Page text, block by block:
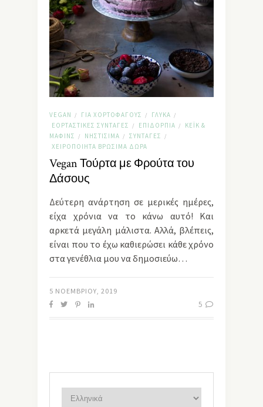
VEGAN / ΓΙΑ ΧΟΡΤΟΦΆΓΟΥΣ / ΓΛΥΚΆ /
ΕΟΡΤΑΣΤΙΚΈΣ ΣΥΝΤΑΓΈΣ / ΕΠΙΔΌΡΠΙΑ /
ΚΈΙΚ &
ΜΆΦΙΝΣ
/ ΝΗΣΤΊΣΙΜΑ / ΣΥΝΤΑΓΈΣ /
ΧΕΙΡΟΠΟΊΗΤΑ ΒΡΏΣΙΜΑ ΔΏΡΑ
Vegan Τούρτα με Φρούτα του
Δάσους
Δεύτερη ανάρτηση σε μερικές ημέρες,
είχα χρόνια να το κάνω αυτό! Και
αρκετά μεγάλη μάλιστα. Αλλά, βλέπεις,
είναι που το έχω καθιερώσει κάθε χρόνο
στα γενέθλια μου να δημοσιεύω…
5 ΝΟΕΜΒΡΊΟΥ, 2019
5